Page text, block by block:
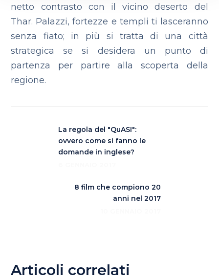
netto contrasto con il vicino deserto del
Thar. Palazzi, fortezze e templi ti lasceranno
senza fiato; in più si tratta di una città
strategica se si desidera un punto di
partenza per partire alla scoperta della
regione.
La regola del "QuASI":
ovvero come si fanno le
domande in inglese?
8 film che compiono 20
anni nel 2017
Articoli correlati